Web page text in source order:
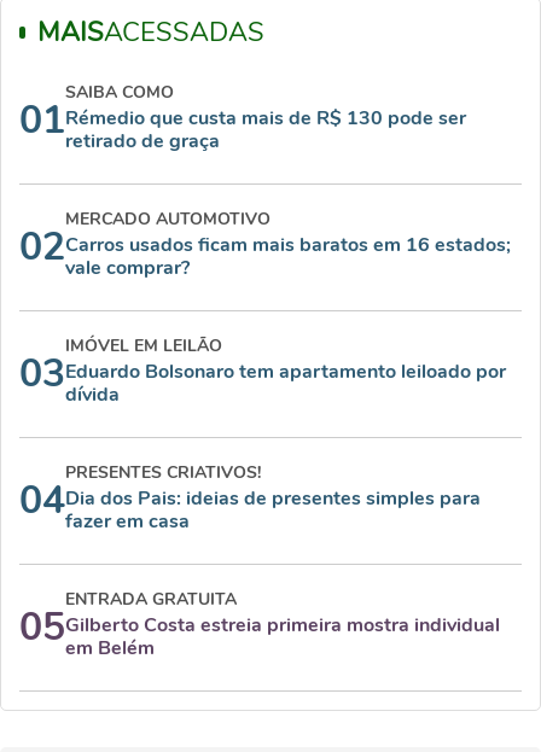
MAISACESSADAS
01
SAIBA COMO
Rémedio que custa mais de R$ 130 pode ser
retirado de graça
02
MERCADO AUTOMOTIVO
Carros usados ficam mais baratos em 16 estados;
vale comprar?
03
IMÓVEL EM LEILÃO
Eduardo Bolsonaro tem apartamento leiloado por
dívida
04
PRESENTES CRIATIVOS!
Dia dos Pais: ideias de presentes simples para
fazer em casa
05
ENTRADA GRATUITA
Gilberto Costa estreia primeira mostra individual
em Belém